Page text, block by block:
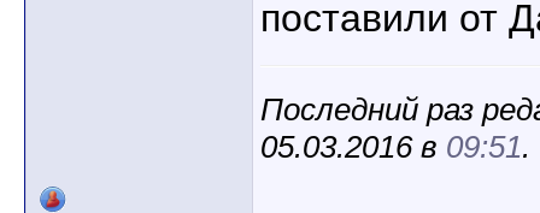
поставили от
Последний раз
05.03.2016 в 09:51.